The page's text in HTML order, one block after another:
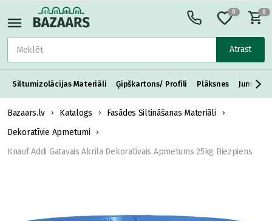
Atrast
0 0
Siltumizolācijas Materiāli Ģipškartons/ Profili Plāksnes Jumta
Bazaars.lv Katalogs
Fasādes Siltināšanas Materiāli
Dekoratīvie Apmetumi
Knauf Addi Gatavais Akrila Dekoratīvais Apmetums 25kg Biezpiens